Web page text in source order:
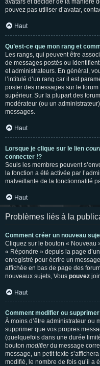
avatars et décider de la manière
pouvez pas utiliser d’avatar,
Haut
Qu’est-ce que mon rang et
Les rangs, qui peuvent être
de messages postés ou
et administrateurs. En général,
l’intitulé d’un rang car il est
poster des messages sur le
supérieur. Sur la plupart des
modérateur (ou un
messages.
Haut
Lorsque je clique sur le lien
connecter !?
Seuls les membres peuvent
la fonction a été activée par
malveillante de la fonctionnalité
Haut
Problèmes liés à la
Comment créer un nouveau
Cliquez sur le bouton « Nouveau
« Répondre » depuis la page
enregistré pour écrire un
affichée en bas de page des
nouveaux sujets, Vous pouvez
Haut
Comment modifier ou
À moins d’être administrateur ou
supprimer que vos propres
(quelquefois dans une durée
bouton modifierdu message
message, un petit texte
modifié, le nombre de fois qu’il a